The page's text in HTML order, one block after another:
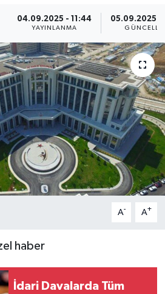
04.09.2025 - 11:44
YAYINLANMA
05.09.2025 -
A- A+
haber
İdari Davalarda Tüm